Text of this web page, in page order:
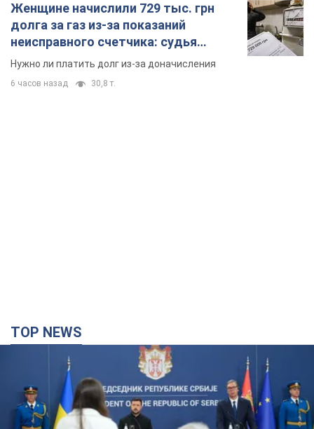
Женщине начислили 729 тыс. грн
долга за газ из-за показаний
неисправного счетчика: судья
вынес неожиданное решение
Нужно ли платить долг из-за доначисления
6 часов назад 30,8 т.
TOP NEWS